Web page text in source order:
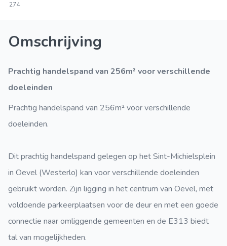
274
Omschrijving
Prachtig handelspand van 256m² voor verschillende
doeleinden
Prachtig handelspand van 256m² voor verschillende
doeleinden.
Dit prachtig handelspand gelegen op het Sint-Michielsplein
in Oevel (Westerlo) kan voor verschillende doeleinden
gebruikt worden. Zijn ligging in het centrum van Oevel, met
voldoende parkeerplaatsen voor de deur en met een goede
connectie naar omliggende gemeenten en de E313 biedt
tal van mogelijkheden.